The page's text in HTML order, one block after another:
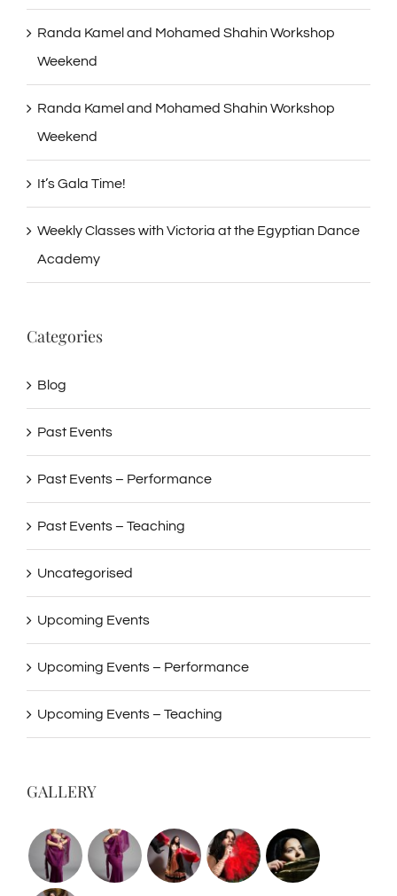
Randa Kamel and Mohamed Shahin Workshop
Weekend
Randa Kamel and Mohamed Shahin Workshop
Weekend
It’s Gala Time!
Weekly Classes with Victoria at the Egyptian Dance
Academy
Categories
Blog
Past Events
Past Events – Performance
Past Events – Teaching
Uncategorised
Upcoming Events
Upcoming Events – Performance
Upcoming Events – Teaching
GALLERY